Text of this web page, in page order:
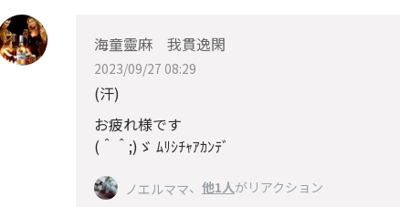
海童靈麻 我貫逸閑
2023/09/27 08:29
(汗)
お疲れ様です
(＾＾;)ゞ ﾑﾘｼﾁｬｱｶﾝﾃﾞ
ノエルママ、 他1人がリアクション